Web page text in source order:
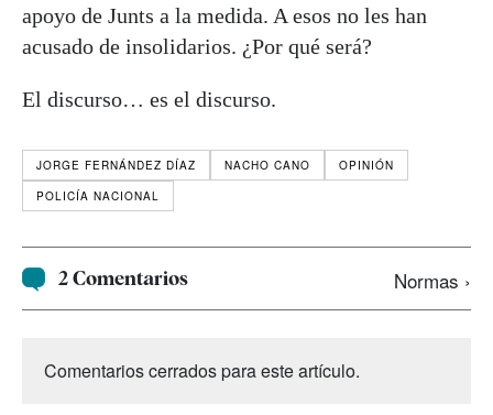
apoyo de Junts a la medida. A esos no les han
acusado de insolidarios. ¿Por qué será?
El discurso… es el discurso.
JORGE FERNÁNDEZ DÍAZ NACHO CANO
OPINIÓN
POLICÍA NACIONAL
2 Comentarios Normas ›
Comentarios cerrados para este artículo.